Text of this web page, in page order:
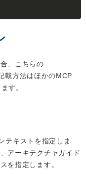
、こちらの
載方法はほかのMCP
す。
テキストを指定しま
アーキテクチャガイド
を指定します。